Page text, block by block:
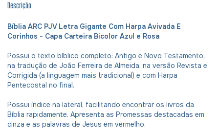
Descrição
Bíblia ARC PJV Letra Gigante Com Harpa Avivada E
Corinhos - Capa Carteira Bicolor Azul e Rosa
Possui o texto bíblico completo: Antigo e Novo Testamento,
na tradução de João Ferreira de Almeida, na versão Revista e
Corrigida (a linguagem mais tradicional) e com Harpa
Pentecostal no final.
Possui índice na lateral, facilitando encontrar os livros da
Bíblia rapidamente. Apresenta as Promessas destacadas em
cinza e as palavras de Jesus em vermelho.